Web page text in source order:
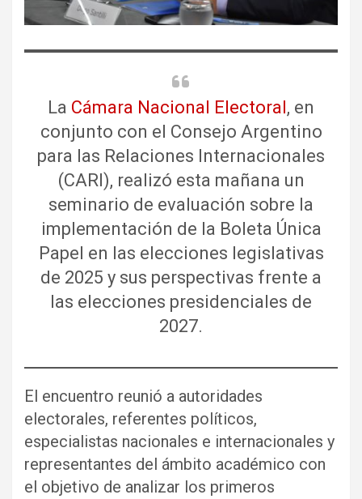
La Cámara Nacional Electoral, en
conjunto con el Consejo Argentino
para las Relaciones Internacionales
(CARI), realizó esta mañana un
seminario de evaluación sobre la
implementación de la Boleta Única
Papel en las elecciones legislativas
de 2025 y sus perspectivas frente a
las elecciones presidenciales de
2027.
El encuentro reunió a autoridades
electorales, referentes políticos,
especialistas nacionales e internacionales y
representantes del ámbito académico con
el objetivo de analizar los primeros